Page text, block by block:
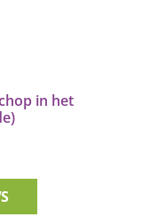
in het